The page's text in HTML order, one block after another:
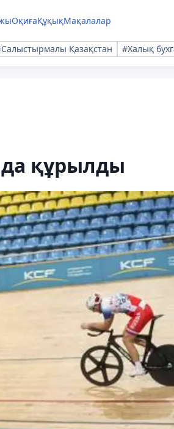
ОқиғаҚұқықМақалалар
Қазақстан #Халық
құрылды